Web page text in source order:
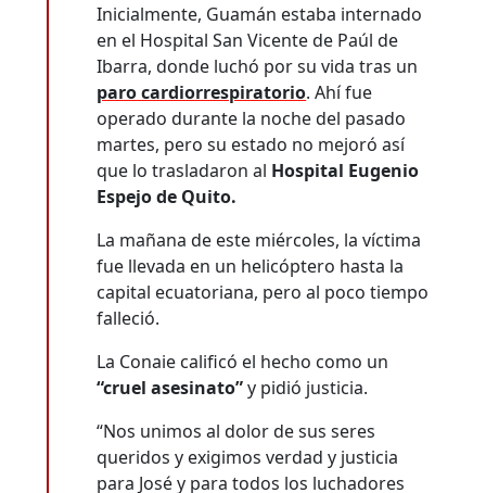
Inicialmente, Guamán estaba internado
en el Hospital San Vicente de Paúl de
Ibarra, donde luchó por su vida tras un
paro cardiorrespiratorio. Ahí fue
operado durante la noche del pasado
martes, pero su estado no mejoró así
que lo trasladaron al Hospital Eugenio
Espejo de Quito.
La mañana de este miércoles, la víctima
fue llevada en un helicóptero hasta la
capital ecuatoriana, pero al poco tiempo
falleció.
La Conaie calificó el hecho como un
“cruel asesinato”y pidió justicia.
“Nos unimos al dolor de sus seres
queridos y exigimos verdad y justicia
para José y para todos los luchadores